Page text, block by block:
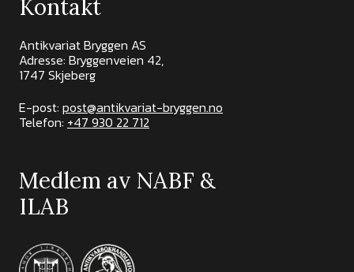
Kontakt
Antikvariat Bryggen AS
Adresse: Bryggenveien 42,
1747 Skjeberg
E-post: post@antikvariat-bryggen.no
Telefon: +47 930 22 712
Medlem av NABF &
ILAB